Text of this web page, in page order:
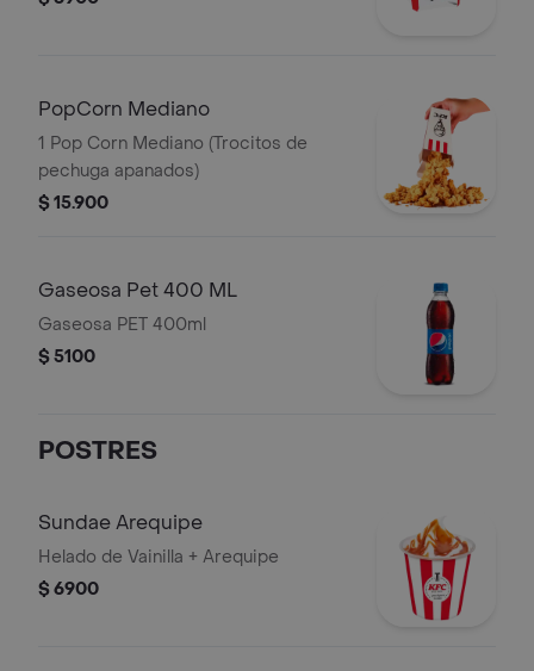
PopCorn Mediano
1 Pop Corn Mediano (Trocitos de
pechuga apanados)
$ 15.900
Gaseosa Pet 400 ML
Gaseosa PET 400ml
$ 5100
POSTRES
Sundae Arequipe
Helado de Vainilla + Arequipe
$ 6900